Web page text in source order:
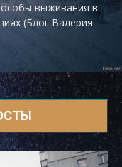
выживания в
(Блог Валерия